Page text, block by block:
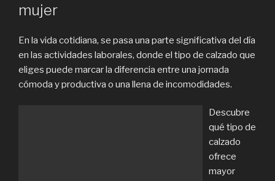
mujer
En la vida cotidiana, se pasa una parte significativa del día
en las actividades laborales, donde el tipo de calzado que
eliges puede marcar la diferencia entre una jornada
cómoda y productiva o una llena de incomodidades.
Descubre
qué tipo de
calzado
ofrece
mayor